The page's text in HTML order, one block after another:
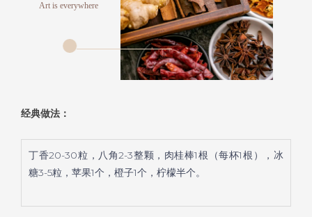
Art is everywhere
经典做法：
丁香20-30粒， 八角2-3整颗， 肉桂棒1根（每杯1根）， 冰
糖3-5粒，苹果1个，橙子1个，柠檬半个。